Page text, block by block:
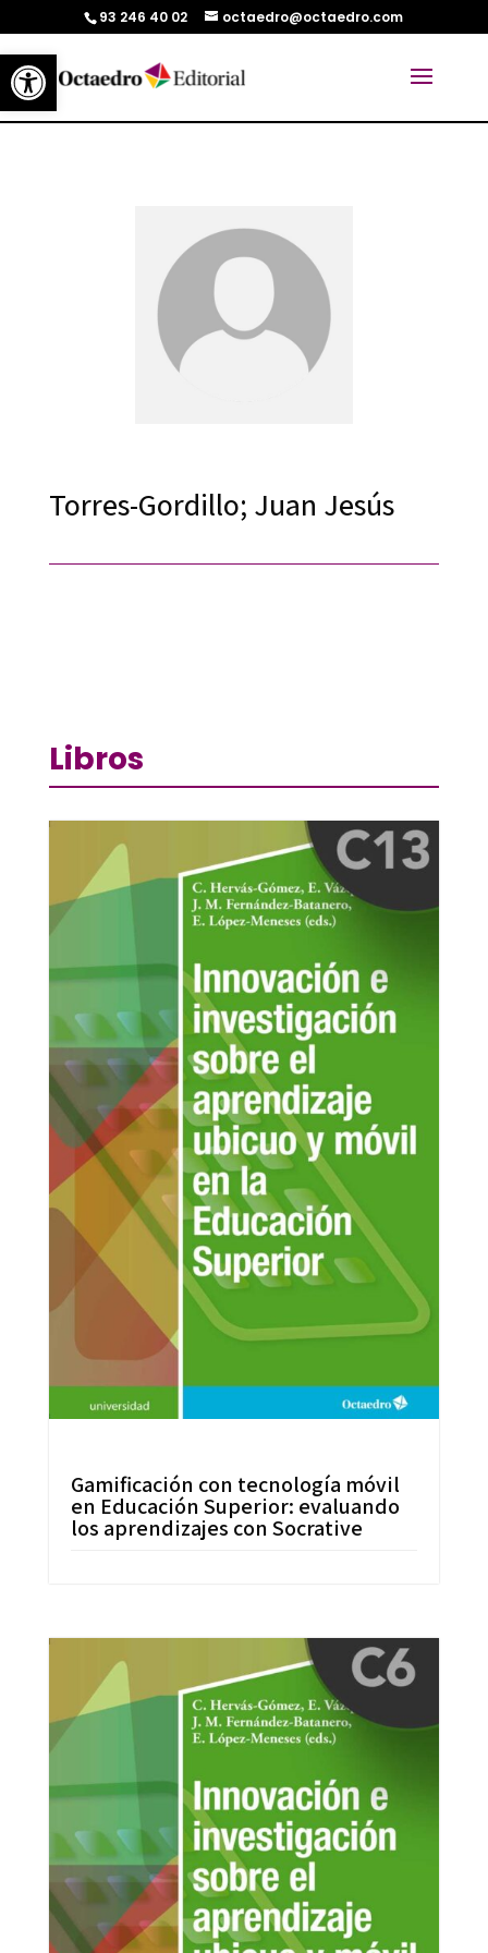
Abrir barra de herramientas
93 246 40 02 octaedro@octaedro.com
Torres-Gordillo; Juan Jesús
Libros
Gamificación con tecnología móvil
en Educación Superior: evaluando
los aprendizajes con Socrative